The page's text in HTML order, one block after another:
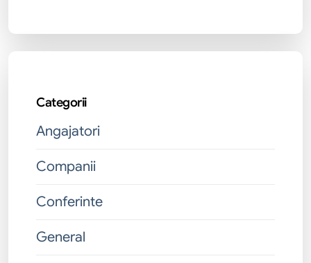
Categorii
Angajatori
Companii
Conferinte
General